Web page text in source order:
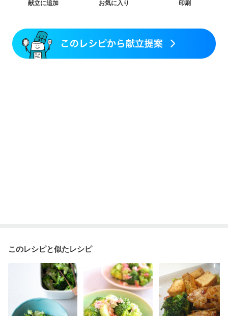
乳がん（ホルモン療法中）
乳がん（放射線治療中）
骨粗しょう症
フレイル（年齢に合わせた体作り）
低栄養予防
貧血対策
ニキビ・肌荒れ
献立に追加 お気に入り 印刷
このレシピと似たレシピ